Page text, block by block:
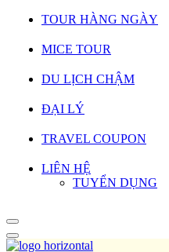
TOUR HÀNG NGÀY
MICE TOUR
DU LỊCH CHẬM
ĐẠI LÝ
TRAVEL COUPON
LIÊN HỆ
TUYỂN DỤNG